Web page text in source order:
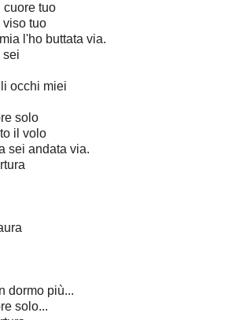
cuore tuo
viso tuo
l'ho buttata via.
sei
occhi miei
solo
il volo
sei andata via.
dormo più...
solo...